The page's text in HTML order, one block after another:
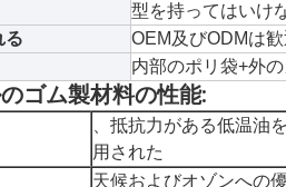
型を持ってはいけ
る
OEM及びODMは
内部のポリ袋+外
ゴム製材料の性能:
、抵抗力がある低温油
用された
天候およびオゾンへの